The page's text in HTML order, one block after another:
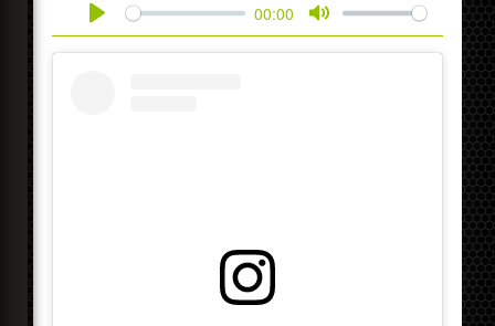
Play
00:00
Mute